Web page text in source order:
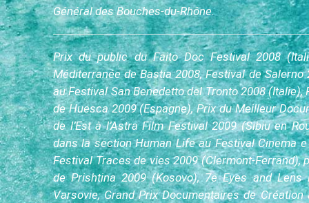
Général des Bouches-du-Rhône.
Prix du public du Faito Doc Festival 2008
Méditerranée de Bastia 2008, Festival de
au Festival San Benedetto del Tronto 2008 (Italie),
de Huesca 2009 (Espagne), Prix du Meilleur
de l’Est à l’Astra Film Festival 2009 (Sibiu en
dans la section Human Life au Festival Cinema
Festival Traces de vies 2009 (Clermont-Ferrand),
de Prishtina 2009 (Kosovo),7e Eyes and Lens
Varsovie, Grand Prix Documentaires de Création